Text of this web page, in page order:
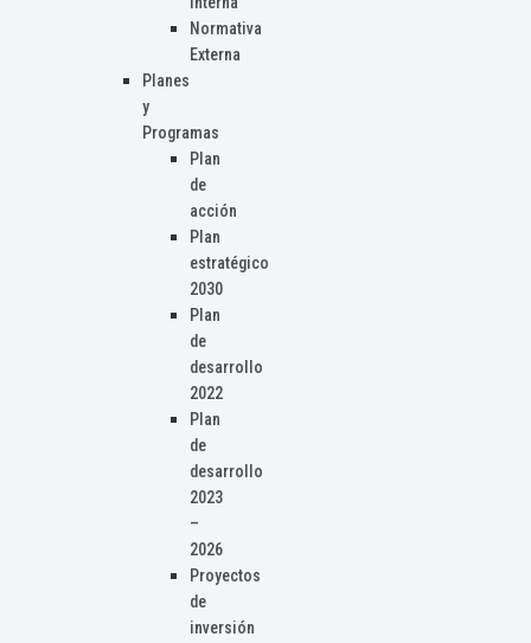
Normativa
Externa
Planes
y
Programas
Plan
de
acción
Plan
estratégico
2030
Plan
de
desarrollo
2022
Plan
de
desarrollo
2023
–
2026
Proyectos
de
inversión